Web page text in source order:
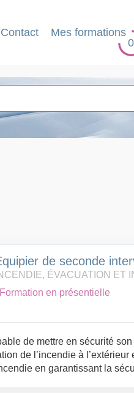
Contact
Mes formations
0
de seconde
ÉVACUATION ET
Formation en présentielle
de mettre en sécurité
de l’incendie à
en garantissant la